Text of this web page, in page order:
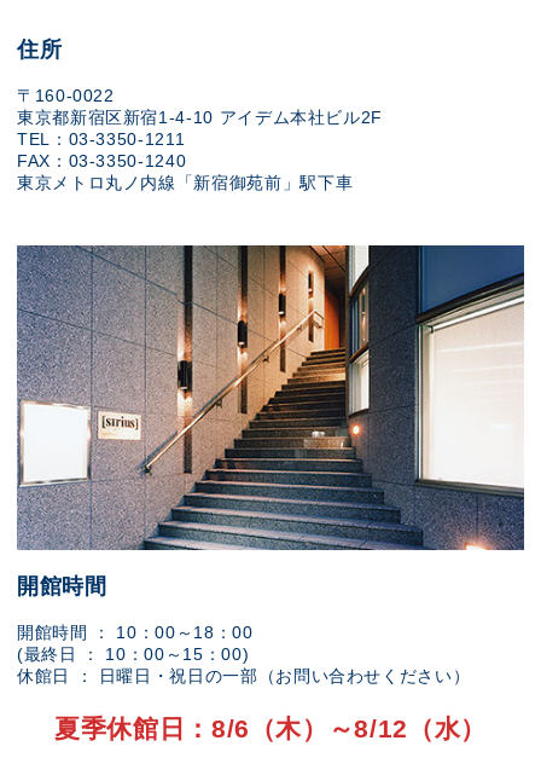
住所
〒160-0022
東京都新宿区新宿1-4-10 アイデム本社ビル2F
TEL：03-3350-1211
FAX：03-3350-1240
東京メトロ丸ノ内線「新宿御苑前」駅下車
開館時間
開館時間 ： 10：00～18：00
(最終日 ： 10：00～15：00)
休館日 ： 日曜日・祝日の一部（お問い合わせください）
夏季休館日：8/6（木）～8/12（水）